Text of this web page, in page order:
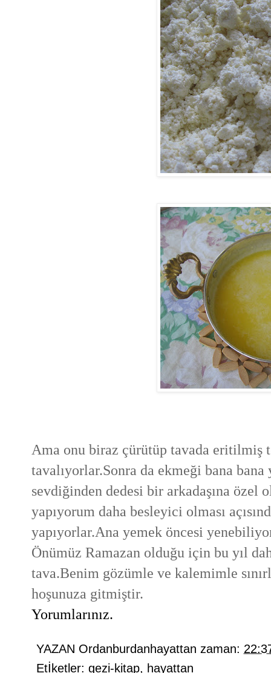
Ama onu biraz çürütüp tavada eritilmiş
tavalıyorlar.Sonra da ekmeği bana
sevdiğinden dedesi bir arkadaşına özel
yapıyorum daha besleyici olması
yapıyorlar.Ana yemek öncesi
Önümüz Ramazan olduğu için bu yıl
tava.Benim gözümle ve kalemimle
hoşunuza gitmiştir.
Yorumlarınız.
YAZAN Ordanburdanhayattan zaman:
Etİketler: gezi-kitap, hayattan